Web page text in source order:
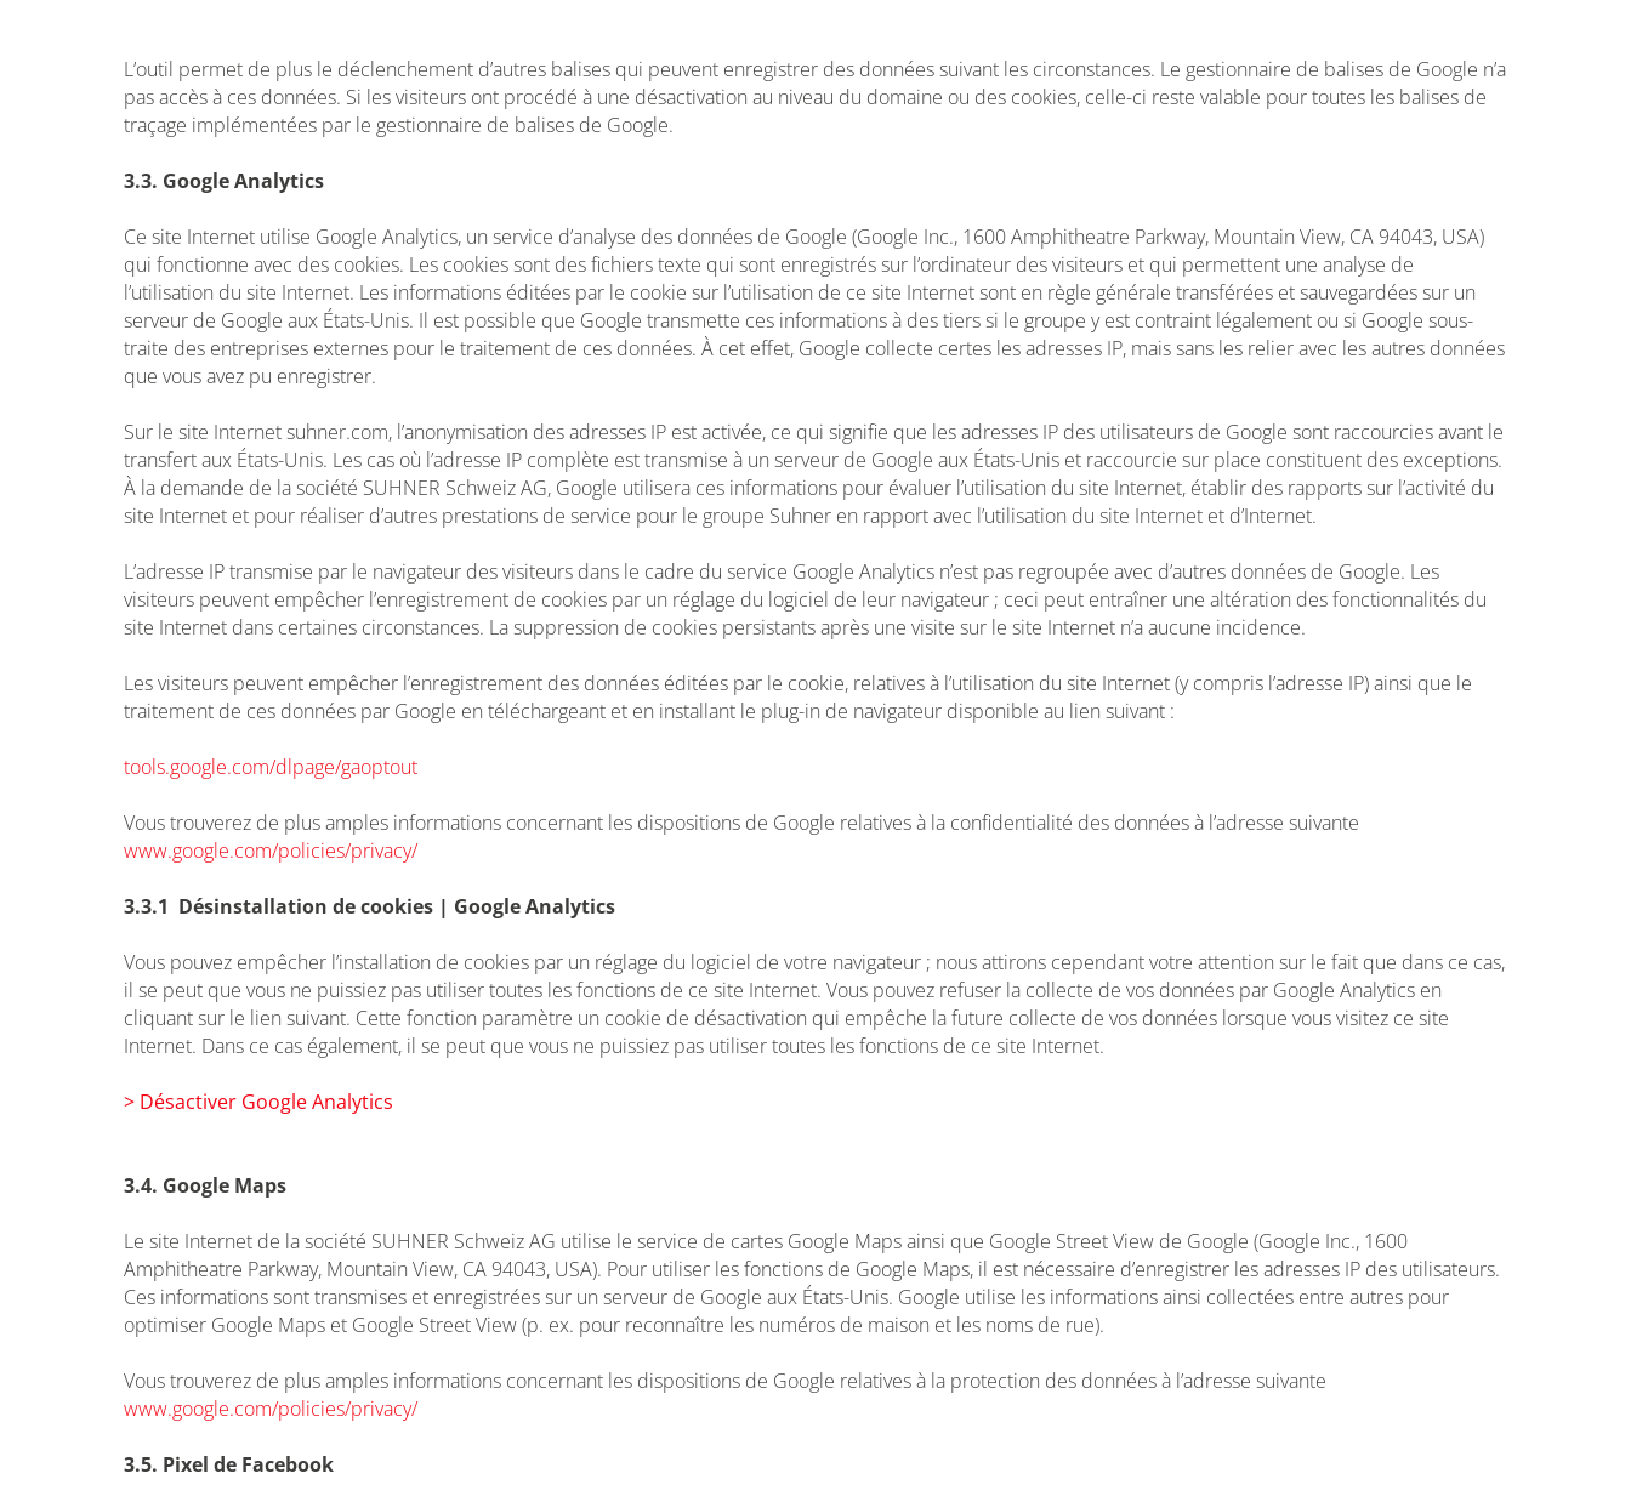
L’outil permet de plus le déclenchement d’autres balises qui peuvent enregistrer des données suivant les circonstances. Le gestionnaire de balises de Google n’a
pas accès à ces données. Si les visiteurs ont procédé à une désactivation au niveau du domaine ou des cookies, celle-ci reste valable pour toutes les balises de
traçage implémentées par le gestionnaire de balises de Google.
3.3. Google Analytics
Ce site Internet utilise Google Analytics, un service d’analyse des données de Google (Google Inc., 1600 Amphitheatre Parkway, Mountain View, CA 94043, USA)
qui fonctionne avec des cookies. Les cookies sont des fichiers texte qui sont enregistrés sur l’ordinateur des visiteurs et qui permettent une analyse de
l’utilisation du site Internet. Les informations éditées par le cookie sur l’utilisation de ce site Internet sont en règle générale transférées et sauvegardées sur un
serveur de Google aux États-Unis. Il est possible que Google transmette ces informations à des tiers si le groupe y est contraint légalement ou si Google sous-
traite des entreprises externes pour le traitement de ces données. À cet effet, Google collecte certes les adresses IP, mais sans les relier avec les autres données
que vous avez pu enregistrer.
Sur le site Internet suhner.com, l’anonymisation des adresses IP est activée, ce qui signifie que les adresses IP des utilisateurs de Google sont raccourcies avant le
transfert aux États-Unis. Les cas où l’adresse IP complète est transmise à un serveur de Google aux États-Unis et raccourcie sur place constituent des exceptions.
À la demande de la société SUHNER Schweiz AG, Google utilisera ces informations pour évaluer l’utilisation du site Internet, établir des rapports sur l’activité du
site Internet et pour réaliser d’autres prestations de service pour le groupe Suhner en rapport avec l’utilisation du site Internet et d’Internet.
L’adresse IP transmise par le navigateur des visiteurs dans le cadre du service Google Analytics n’est pas regroupée avec d’autres données de Google. Les
visiteurs peuvent empêcher l’enregistrement de cookies par un réglage du logiciel de leur navigateur ; ceci peut entraîner une altération des fonctionnalités du
site Internet dans certaines circonstances. La suppression de cookies persistants après une visite sur le site Internet n’a aucune incidence.
Les visiteurs peuvent empêcher l’enregistrement des données éditées par le cookie, relatives à l’utilisation du site Internet (y compris l’adresse IP) ainsi que le
traitement de ces données par Google en téléchargeant et en installant le plug-in de navigateur disponible au lien suivant :
tools.google.com/dlpage/gaoptout
Vous trouverez de plus amples informations concernant les dispositions de Google relatives à la confidentialité des données à l’adresse suivante
www.google.com/policies/privacy/
3.3.1 Désinstallation de cookies | Google Analytics
Vous pouvez empêcher l’installation de cookies par un réglage du logiciel de votre navigateur ; nous attirons cependant votre attention sur le fait que dans ce cas,
il se peut que vous ne puissiez pas utiliser toutes les fonctions de ce site Internet. Vous pouvez refuser la collecte de vos données par Google Analytics en
cliquant sur le lien suivant. Cette fonction paramètre un cookie de désactivation qui empêche la future collecte de vos données lorsque vous visitez ce site
Internet. Dans ce cas également, il se peut que vous ne puissiez pas utiliser toutes les fonctions de ce site Internet.
> Désactiver Google Analytics
3.4. Google Maps
Le site Internet de la société SUHNER Schweiz AG utilise le service de cartes Google Maps ainsi que Google Street View de Google (Google Inc., 1600
Amphitheatre Parkway, Mountain View, CA 94043, USA). Pour utiliser les fonctions de Google Maps, il est nécessaire d’enregistrer les adresses IP des utilisateurs.
Ces informations sont transmises et enregistrées sur un serveur de Google aux États-Unis. Google utilise les informations ainsi collectées entre autres pour
optimiser Google Maps et Google Street View (p. ex. pour reconnaître les numéros de maison et les noms de rue).
Vous trouverez de plus amples informations concernant les dispositions de Google relatives à la protection des données à l’adresse suivante
www.google.com/policies/privacy/
3.5. Pixel de Facebook